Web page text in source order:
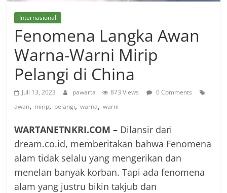
Internasional
Fenomena Langka Awan
Warna-Warni Mirip
Pelangi di China
Juli 13, 2023 pawarta 873 Views
0 Comments
awan, mirip, pelangi,warna,warni
WARTANETNKRI.COM – Dilansir dari
dream.co.id, memberitakan bahwa Fenomena
alam tidak selalu yang mengerikan dan
menelan banyak korban. Tapi ada fenomena
alam yang justru bikin takjub dan